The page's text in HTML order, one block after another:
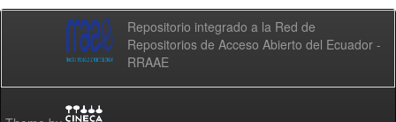
Repositorio integrado a la Red de
Repositorios de Acceso Abierto del Ecuador -
RRAAE